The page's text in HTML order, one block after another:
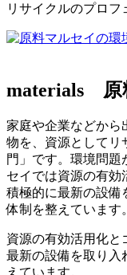
リサイクルのプロフ
マルセイの環
materials 原
家庭や企業などから
物を、資源としてリ
門」です。環境問
セイでは資源の有効
積極的に最新の設備
体制を整えています。
資源の有効活用化と
最新の設備を取り入